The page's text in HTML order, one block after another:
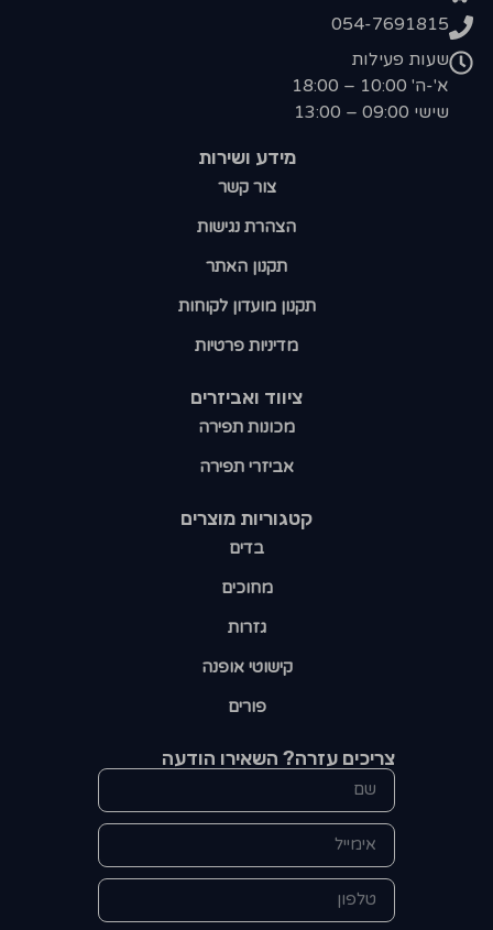
קטגוריות מוצרים​
בדים
מחוכים
גזרות
קישוטי אופנה
פורים
ציווד ואביזרים
מכונות תפירה
אביזרי תפירה
מידע ושירות
צור קשר
הצהרת נגישות
תקנון האתר
תקנון מועדון לקוחות
מדיניות פרטיות
054-7691815
שעות פעילות
א'-ה' 10:00 – 18:00
שישי 09:00 – 13:00
צריכים עזרה? השאירו הודעה